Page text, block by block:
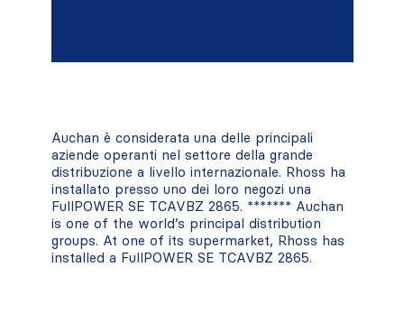
Auchan è considerata una delle principali
aziende operanti nel settore della grande
distribuzione a livello internazionale. Rhoss ha
installato presso uno dei loro negozi una
FullPOWER SE TCAVBZ 2865. ******* Auchan
is one of the world’s principal distribution
groups. At one of its supermarket, Rhoss has
installed a FullPOWER SE TCAVBZ 2865.